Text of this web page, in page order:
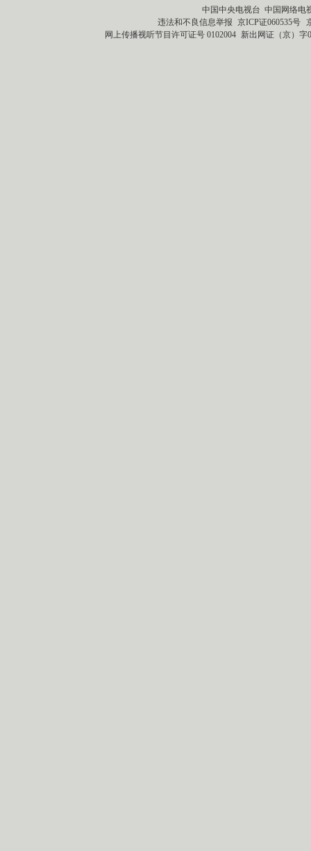
中国中央电视台 中国网络电
违法和不良信息举报 京ICP证060535号
网上传播视听节目许可证号 0102004 新出网证（京）